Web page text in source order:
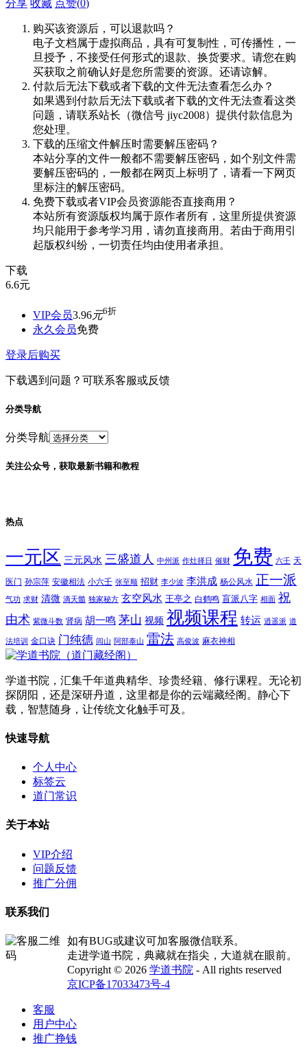
分享 收藏 点赞(0)
购买该资源后，可以退款吗？
电子文档属于虚拟商品，具有可复制性，可传播性，一
旦授予，不接受任何形式的退款、换货要求。请您在购
买获取之前确认好是您所需要的资源。还请谅解。
付款后无法下载或者下载的文件无法查看怎么办？
如果遇到付款后无法下载或者下载的文件无法查看这类
问题，请联系站长（微信号 jiyc2008）提供付款信息为
您处理。
下载的压缩文件解压时需要解压密码？
本站分享的文件一般都不需要解压密码，如个别文件需
要解压密码的，一般都在网页上标明了，请看一下网页
里标注的解压密码。
免费下载或者VIP会员资源能否直接商用？
本站所有资源版权均属于原作者所有，这里所提供资源
均只能用于参考学习用，请勿直接商用。若由于商用引
起版权纠纷，一切责任均由使用者承担。
下载
6.6元
VIP会员3.96元6折
永久会员免费
登录后购买
下载遇到问题？可联系客服或反馈
分类导航
分类导航
关注公众号，获取最新书籍和教程
热点
一元区 三元风水 三盛道人 中州派 作灶择日 催财 免费 六壬 天
医门 孙宗萍 安徽相法 小六壬 张至顺 招财 李少波 李洪成 杨公风水 正一派
气功 求财 清微 滴天髓 独家秘方 玄空风水 王亭之 白鹤鸣 盲派八字 相面 祝
由术 紫微斗数 肾病 胡一鸣 茅山 视频 视频课程 转运 逍遥派 道
法培训 金口诀 门纯德 闾山 阿部泰山 雷法 高俊波 麻衣神相
学道书院，汇集千年道典精华、珍贵经籍、修行课程。无论初
探阴阳，还是深研丹道，这里都是你的云端藏经阁。静心下
载，智慧随身，让传统文化触手可及。
快速导航
个人中心
标签云
道门常识
关于本站
VIP介绍
问题反馈
推广分佣
联系我们
如有BUG或建议可加客服微信联系。
走进学道书院，典藏就在指尖，大道就在眼前。
Copyright © 2026 学道书院 - All rights reserved
京ICP备17033473号-4
客服
用户中心
推广挣钱